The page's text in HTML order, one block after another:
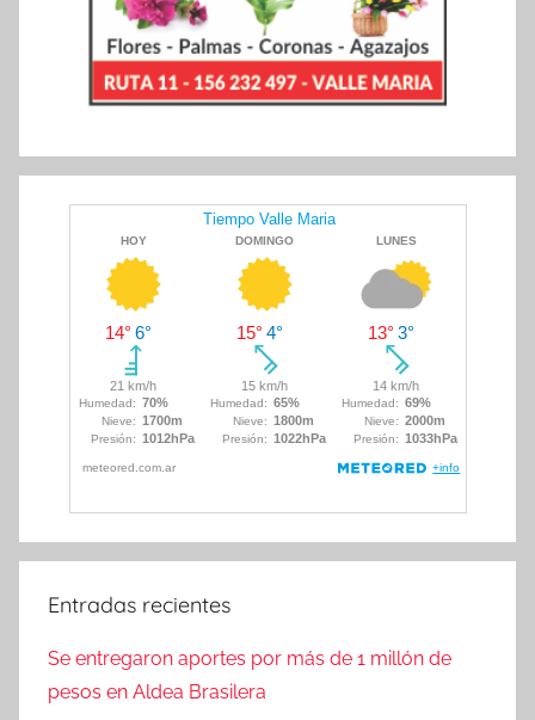
Entradas recientes
Se entregaron aportes por más de 1 millón de
pesos en Aldea Brasilera